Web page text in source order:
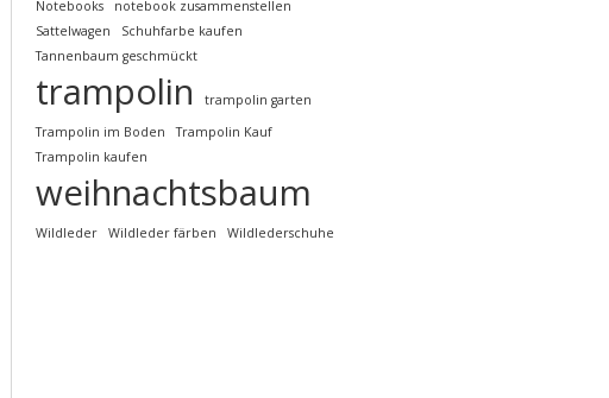
Notebooks
notebook zusammenstellen
Sattelwagen
Schuhfarbe kaufen
Tannenbaum geschmückt
trampolin
trampolin garten
Trampolin im Boden
Trampolin Kauf
Trampolin kaufen
weihnachtsbaum
Wildleder Wildleder färben Wildlederschuhe